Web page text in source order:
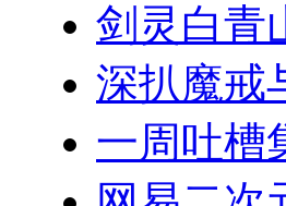
剑灵白青
深扒魔
一周吐槽